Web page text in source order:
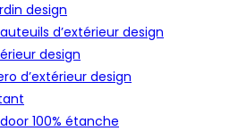
design
d’extérieur design
design
d’extérieur design
100% étanche